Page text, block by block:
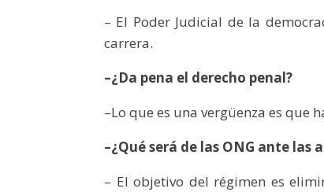
– El Poder Judicial de la
carrera.
–¿Da pena el derecho penal?
–Lo que es una vergüenza es que
–¿Qué será de las ONG ante las
– El objetivo del régimen es